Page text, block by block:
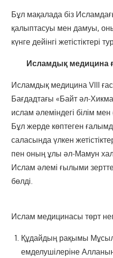
Бұл мақалада біз
қалыптасуы мен дамуы,
күнге дейінгі жетістіктері
Исламдық
Исламдық медицина VIII
Бағдадтағы «Байт әл-
ислам әлеміндегі білім
Бұл жерде көптеген
саласында үлкен
пен оның ұлы әл-Мамун
Ислам әлемі ғылыми
бөлді.
Ислам медицинасы төрт
Құдайдың рақымы
емделушілеріне